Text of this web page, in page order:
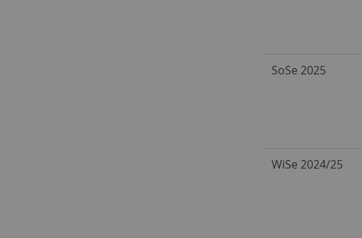
SoSe 2025
WiSe 2024/25